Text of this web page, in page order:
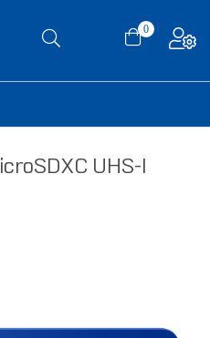
0
UHS-I